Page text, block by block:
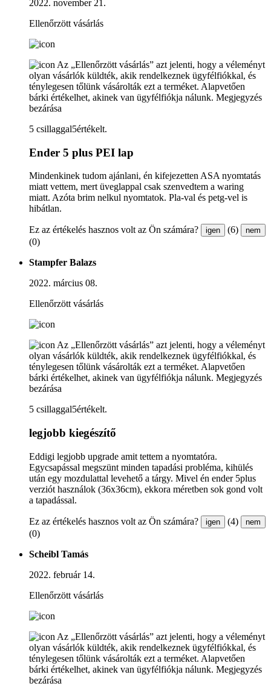
2022. november 21.
Ellenőrzött vásárlás
Az „Ellenőrzött vásárlás” azt jelenti, hogy a véleményt
olyan vásárlók küldték, akik rendelkeznek ügyfélfiókkal, és
ténylegesen tőlünk vásárolták ezt a terméket. Alapvetően
bárki értékelhet, akinek van ügyfélfiókja nálunk. Megjegyzés
bezárása
5 csillaggal5értékelt.
Ender 5 plus PEI lap
Mindenkinek tudom ajánlani, én kifejezetten ASA nyomtatás
miatt vettem, mert üveglappal csak szenvedtem a waring
miatt. Azóta brim nelkul nyomtatok. Pla-val és petg-vel is
hibátlan.
Ez az értékelés hasznos volt az Ön számára? igen (6) nem
(0)
Stampfer Balazs
2022. március 08.
Ellenőrzött vásárlás
Az „Ellenőrzött vásárlás” azt jelenti, hogy a véleményt
olyan vásárlók küldték, akik rendelkeznek ügyfélfiókkal, és
ténylegesen tőlünk vásárolták ezt a terméket. Alapvetően
bárki értékelhet, akinek van ügyfélfiókja nálunk. Megjegyzés
bezárása
5 csillaggal5értékelt.
legjobb kiegészítő
Eddigi legjobb upgrade amit tettem a nyomtatóra.
Egycsapással megszünt minden tapadási probléma, kihülés
után egy mozdulattal levehető a tárgy. Mivel én ender 5plus
verziót használok (36x36cm), ekkora méretben sok gond volt
a tapadással.
Ez az értékelés hasznos volt az Ön számára? igen (4) nem
(0)
Scheibl Tamás
2022. február 14.
Ellenőrzött vásárlás
Az „Ellenőrzött vásárlás” azt jelenti, hogy a véleményt
olyan vásárlók küldték, akik rendelkeznek ügyfélfiókkal, és
ténylegesen tőlünk vásárolták ezt a terméket. Alapvetően
bárki értékelhet, akinek van ügyfélfiókja nálunk. Megjegyzés
bezárása